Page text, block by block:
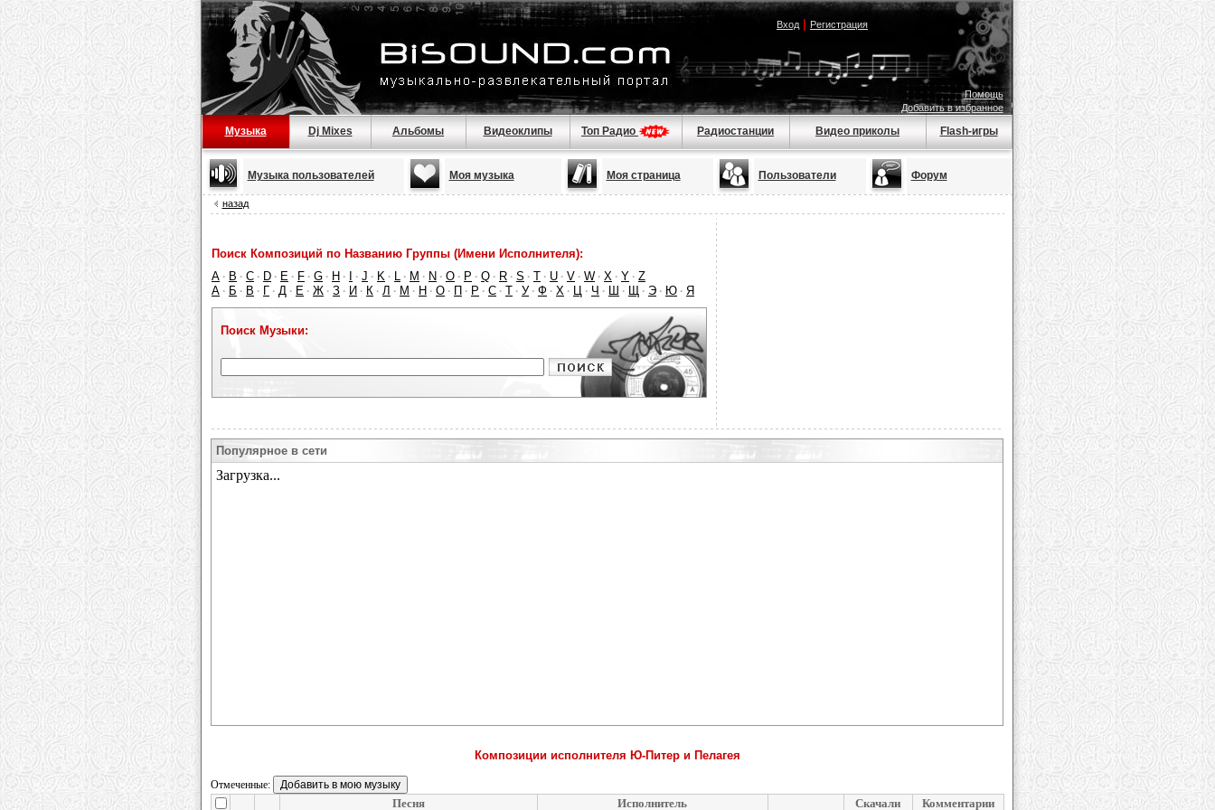
Вход| Регистрация
Помощь
Добавить в избранное
Музыка Dj Mixes Альбомы Видеоклипы Топ Радио Радиостанции Видео приколы Flash-игры
Музыка пользователей Моя музыка Моя страница Пользователи Форум
назад
Поиск Композиций по Названию Группы (Имени Исполнителя):
A · B · C · D · E · F · G · H · · J · K · L · M · N · O · P · Q · R · S · T · U · V · W · X · Y · Z
А · Б · В · Г · Д · Е · Ж · З · И · К · Л · М · Н · О · П · Р · С · Т · У · Ф · Х · Ц · Ч · Ш · Щ · Э · Ю · Я
Поиск Музыки:
Популярное в сети
Композиции исполнителя Ю-Питер и Пелагея
Отмеченные:
Песня Исполнитель Скачали Комментарии